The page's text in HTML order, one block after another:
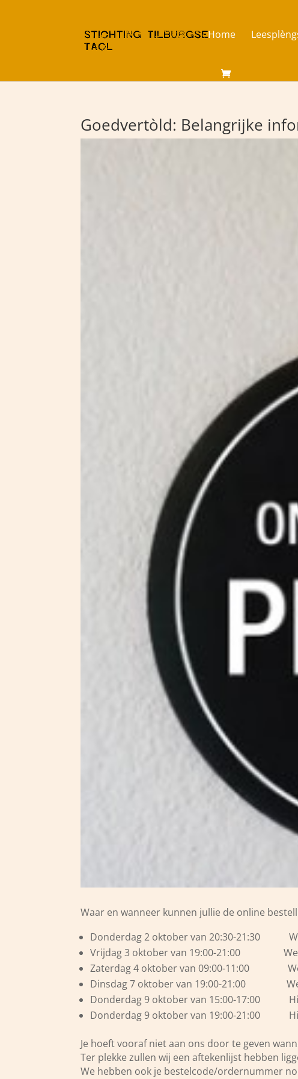
Home
Goedvertòld: Belangrijke
Waar en wanneer kunnen jullie de online
Donderdag 2 oktober van 20:30-21:30
Vrijdag 3 oktober van 19:00-21:00
Zaterdag 4 oktober van 09:00-11:00
Dinsdag 7 oktober van 19:00-21:00
Donderdag 9 oktober van 15:00-17:00
Donderdag 9 oktober van 19:00-21:00
Je hoeft vooraf niet aan ons door te geven
Ter plekke zullen wij een aftekenlijst hebben
We hebben ook je bestelcode/ordernummer